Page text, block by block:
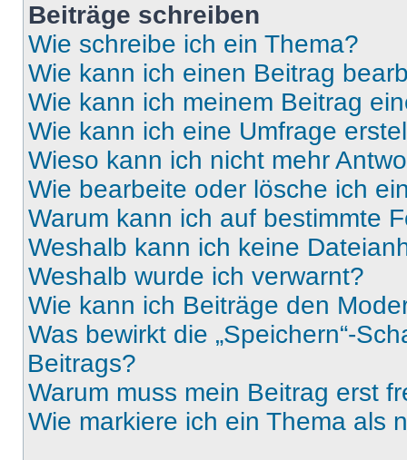
Beiträge schreiben
Wie schreibe ich ein Thema?
Wie kann ich einen Beitrag
Wie kann ich meinem Beitrag
Wie kann ich eine Umfrage
Wieso kann ich nicht mehr
Wie bearbeite oder lösche ich
Warum kann ich auf bestimmte
Weshalb kann ich keine
Weshalb wurde ich verwarnt?
Wie kann ich Beiträge den
Was bewirkt die „Speichern“-
Beitrags?
Warum muss mein Beitrag erst
Wie markiere ich ein Thema als